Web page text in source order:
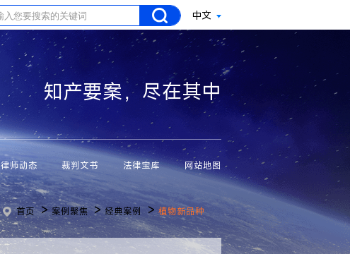
中文
知产要案，尽在其中
律师动态 裁判文书 法律宝库 网站地图
首页 >案例聚焦 >经典案例 > 植物新品种